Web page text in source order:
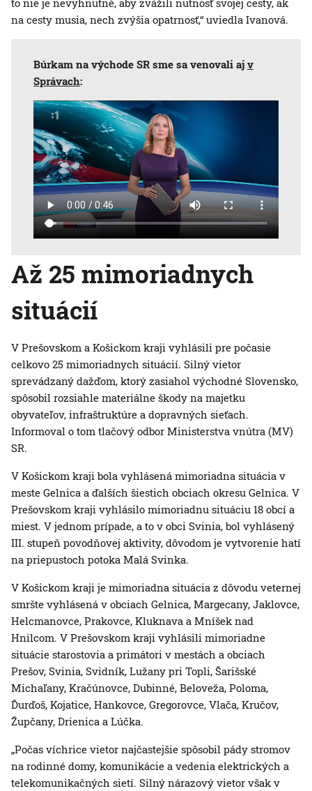
na cesty musia, nech zvýšia opatrnosť,“ uviedla Ivanová.
Búrkam na východe SR sme sa venovali aj v
Správach:
Až 25 mimoriadnych
situácií
V Prešovskom a Košickom kraji vyhlásili pre počasie
celkovo 25 mimoriadnych situácií. Silný vietor
sprevádzaný dažďom, ktorý zasiahol východné Slovensko,
spôsobil rozsiahle materiálne škody na majetku
obyvateľov, infraštruktúre a dopravných sieťach.
Informoval o tom tlačový odbor Ministerstva vnútra (MV)
SR.
V Košickom kraji bola vyhlásená mimoriadna situácia v
meste Gelnica a ďalších šiestich obciach okresu Gelnica. V
Prešovskom kraji vyhlásilo mimoriadnu situáciu 18 obcí a
miest. V jednom prípade, a to v obci Svinia, bol vyhlásený
III. stupeň povodňovej aktivity, dôvodom je vytvorenie hatí
na priepustoch potoka Malá Svinka.
V Košickom kraji je mimoriadna situácia z dôvodu veternej
smršte vyhlásená v obciach Gelnica, Margecany, Jaklovce,
Helcmanovce, Prakovce, Kluknava a Mníšek nad
Hnilcom. V Prešovskom kraji vyhlásili mimoriadne
situácie starostovia a primátori v mestách a obciach
Prešov, Svinia, Svidník, Lužany pri Topli, Šarišské
Michaľany, Kračúnovce, Dubinné, Beloveža, Poloma,
Ďurďoš, Kojatice, Hankovce, Gregorovce, Vlača, Kručov,
Župčany, Drienica a Lúčka.
„Počas víchrice vietor najčastejšie spôsobil pády stromov
na rodinné domy, komunikácie a vedenia elektrických a
telekomunikačných sietí. Silný nárazový vietor však v